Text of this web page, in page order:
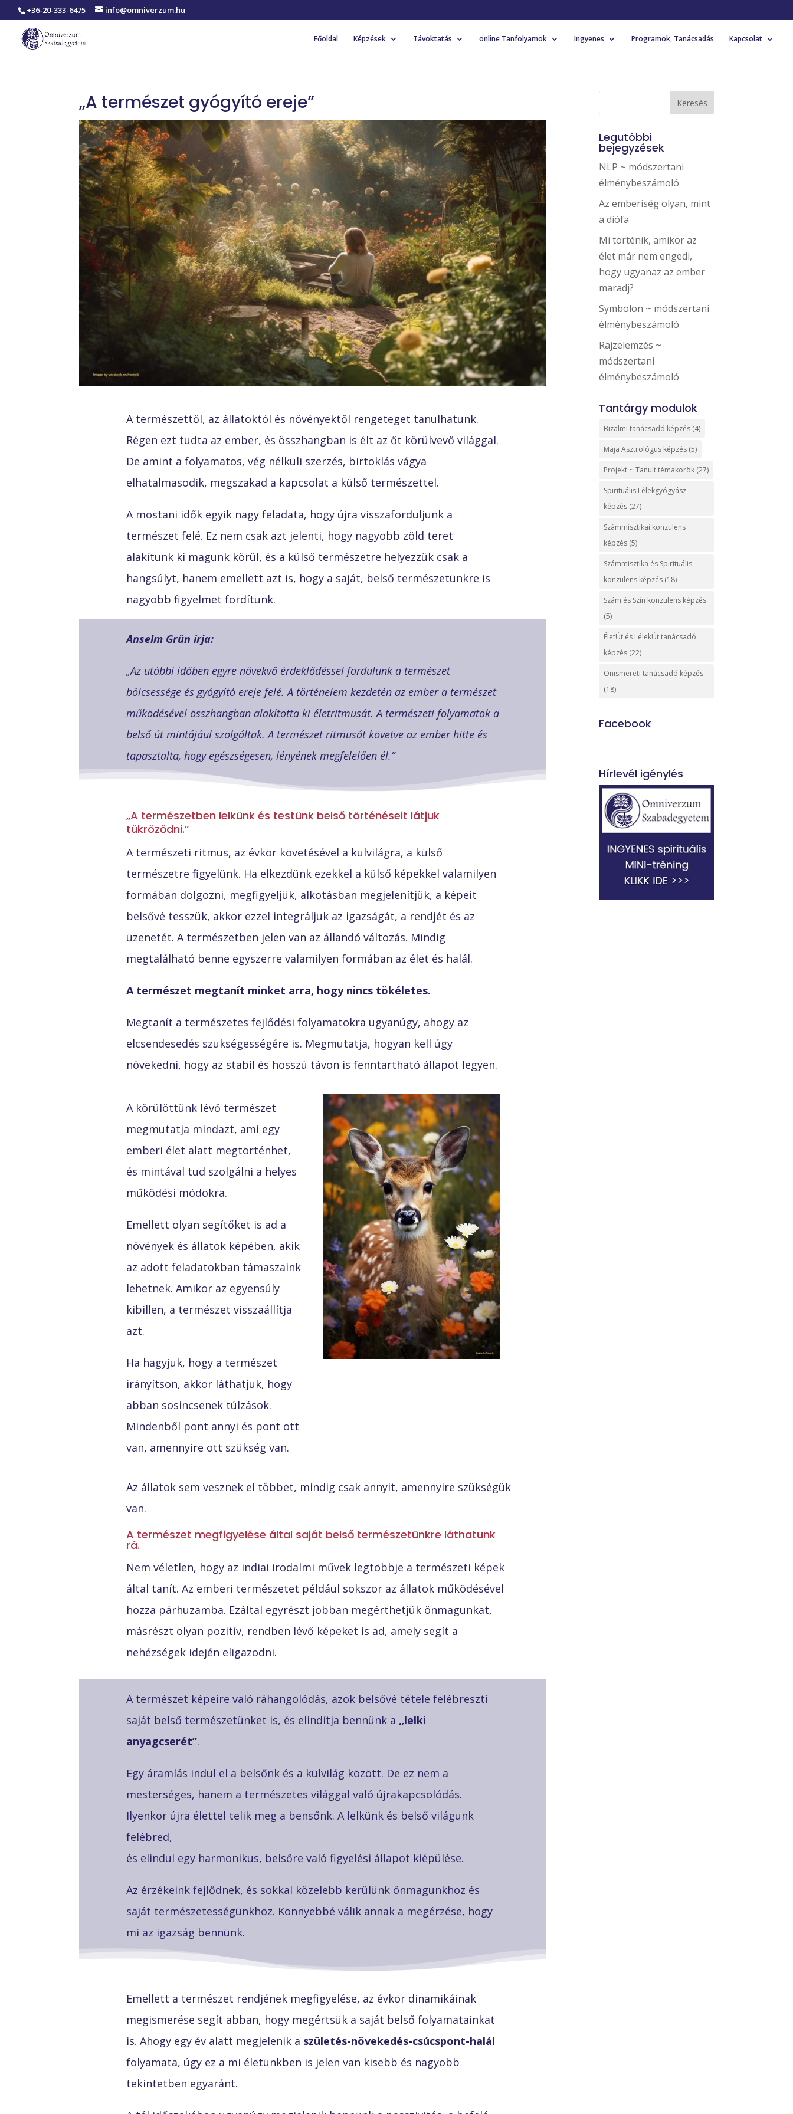
+36-20-333-6475 info@omniverzum.hu
Főoldal Képzések Távoktatás online Tanfolyamok Ingyenes Programok, Tanácsadás Kapcsolat
„A természet gyógyító ereje”
A természettől, az állatoktól és növényektől rengeteget tanulhatunk.
Régen ezt tudta az ember, és összhangban is élt az őt körülvevő világgal.
De amint a folyamatos, vég nélküli szerzés, birtoklás vágya
elhatalmasodik, megszakad a kapcsolat a külső természettel.
A mostani idők egyik nagy feladata, hogy újra visszaforduljunk a
természet felé. Ez nem csak azt jelenti, hogy nagyobb zöld teret
alakítunk ki magunk körül, és a külső természetre helyezzük csak a
hangsúlyt, hanem emellett azt is, hogy a saját, belső természetünkre is
nagyobb figyelmet fordítunk.
Anselm Grün írja:
„Az utóbbi időben egyre növekvő érdeklődéssel fordulunk a természet
bölcsessége és gyógyító ereje felé. A történelem kezdetén az ember a természet
működésével összhangban alakította ki életritmusát. A természeti folyamatok a
belső út mintájául szolgáltak. A természet ritmusát követve az ember hitte és
tapasztalta, hogy egészségesen, lényének megfelelően él.”
„A természetben lelkünk és testünk belső történéseit látjuk
tükröződni.”
A természeti ritmus, az évkör követésével a külvilágra, a külső
természetre figyelünk. Ha elkezdünk ezekkel a külső képekkel valamilyen
formában dolgozni, megfigyeljük, alkotásban megjelenítjük, a képeit
belsővé tesszük, akkor ezzel integráljuk az igazságát, a rendjét és az
üzenetét. A természetben jelen van az állandó változás. Mindig
megtalálható benne egyszerre valamilyen formában az élet és halál.
A természet megtanít minket arra, hogy nincs tökéletes.
Megtanít a természetes fejlődési folyamatokra ugyanúgy, ahogy az
elcsendesedés szükségességére is. Megmutatja, hogyan kell úgy
növekedni, hogy az stabil és hosszú távon is fenntartható állapot legyen.
A körülöttünk lévő természet
megmutatja mindazt, ami egy
emberi élet alatt megtörténhet,
és mintával tud szolgálni a helyes
működési módokra.
Emellett olyan segítőket is ad a
növények és állatok képében, akik
az adott feladatokban támaszaink
lehetnek. Amikor az egyensúly
kibillen, a természet visszaállítja
azt.
Ha hagyjuk, hogy a természet
irányítson, akkor láthatjuk, hogy
abban sosincsenek túlzások.
Mindenből pont annyi és pont ott
van, amennyire ott szükség van.
Az állatok sem vesznek el többet, mindig csak annyit, amennyire szükségük
van.
A természet megfigyelése által saját belső természetünkre láthatunk
rá.
Nem véletlen, hogy az indiai irodalmi művek legtöbbje a természeti képek
által tanít. Az emberi természetet például sokszor az állatok működésével
hozza párhuzamba. Ezáltal egyrészt jobban megérthetjük önmagunkat,
másrészt olyan pozitív, rendben lévő képeket is ad, amely segít a
nehézségek idején eligazodni.
A természet képeire való ráhangolódás, azok belsővé tétele felébreszti
saját belső természetünket is, és elindítja bennünk a „lelki
anyagcserét”.
Egy áramlás indul el a belsőnk és a külvilág között. De ez nem a
mesterséges, hanem a természetes világgal való újrakapcsolódás.
Ilyenkor újra élettel telik meg a bensőnk. A lelkünk és belső világunk
felébred,
és elindul egy harmonikus, belsőre való figyelési állapot kiépülése.
Az érzékeink fejlődnek, és sokkal közelebb kerülünk önmagunkhoz és
saját természetességünkhöz. Könnyebbé válik annak a megérzése, hogy
mi az igazság bennünk.
Emellett a természet rendjének megfigyelése, az évkör dinamikáinak
megismerése segít abban, hogy megértsük a saját belső folyamatainkat
is. Ahogy egy év alatt megjelenik a születés-növekedés-csúcspont-halál
folyamata, úgy ez a mi életünkben is jelen van kisebb és nagyobb
tekintetben egyaránt.
Legutóbbi
bejegyzések
NLP ~ módszertani
élménybeszámoló
Az emberiség olyan, mint
a diófa
Mi történik, amikor az
élet már nem engedi,
hogy ugyanaz az ember
maradj?
Symbolon ~ módszertani
élménybeszámoló
Rajzelemzés ~
módszertani
élménybeszámoló
Tantárgy modulok
Bizalmi tanácsadó képzés (4)
Maja Asztrológus képzés (5)
Projekt ~ Tanult témakörök (27)
Spirituális Lélekgyógyász
képzés (27)
Számmisztikai konzulens
képzés (5)
Számmisztika és Spirituális
konzulens képzés (18)
Szám és Szín konzulens képzés
(5)
ÉletÚt és LélekÚt tanácsadó
képzés (22)
Önismereti tanácsadó képzés
(18)
Facebook
Hírlevél igénylés